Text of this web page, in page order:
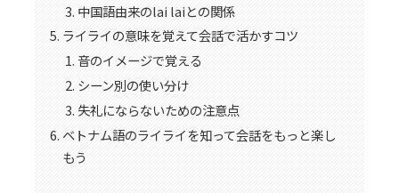
中国語由来のlai laiとの関係
ライライの意味を覚えて会話で活かすコツ
音のイメージで覚える
シーン別の使い分け
失礼にならないための注意点
ベトナム語のライライを知って会話をもっと楽し
もう